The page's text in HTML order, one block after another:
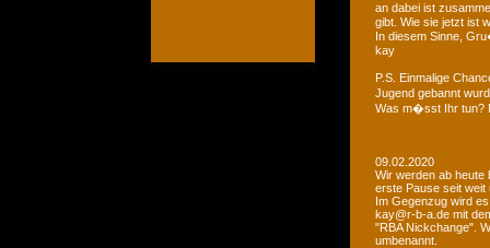
an dabei ist
gibt. Wie sie jetzt ist
In diesem Sinne,
kay
P.S. Einmalige
Jugend gebannt
Was m�sst Ihr tun?
09.02.2020
Wir werden ab heute
erste Pause seit weit
Im Gegenzug wird
kay@r-b-a.de mit
"RBA Nickchange".
umbenannt.